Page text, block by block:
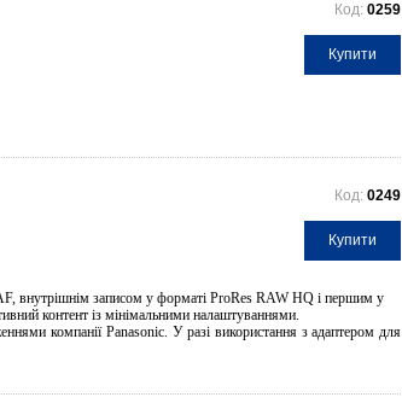
Код: 0259
Купити
Код: 0249
Купити
внутрішнім записом у форматі ProRes RAW HQ і першим у
контент із мінімальними налаштуваннями.
компанії Panasonic. У разі використання з адаптером для